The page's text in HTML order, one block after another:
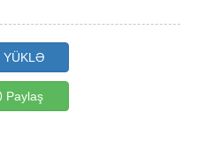
YÜKLƏ
Paylaş